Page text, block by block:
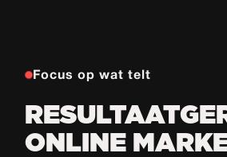
Focus op wat telt
ONLINE